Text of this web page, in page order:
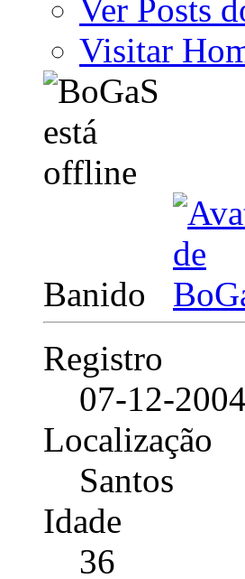
Ver Posts
Visitar
Banido
Registro
07-12-2004
Localização
Santos
Idade
36